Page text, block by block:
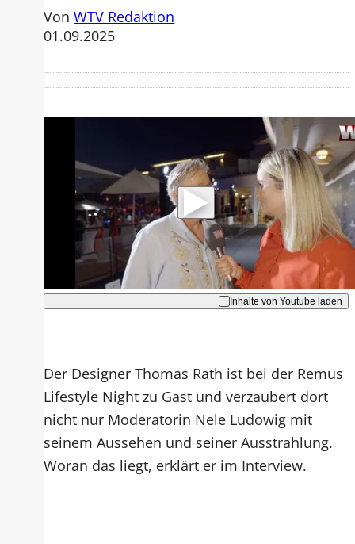
VonWTV Redaktion
01.09.2025
Mit der Wiedergabe dieses Videos
werden Daten an Youtube übertragen.
Hinweise dazu erhalten Sie in der
Datenschutzerklärung.
Akzeptieren
Inhalte von Youtube laden
Der Designer Thomas Rath ist bei der Remus
Lifestyle Night zu Gast und verzaubert dort
nicht nur Moderatorin Nele Ludowig mit
seinem Aussehen und seiner Ausstrahlung.
Woran das liegt, erklärt er im Interview.